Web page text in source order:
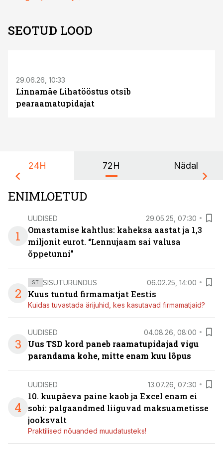
SEOTUD LOOD
29.06.26, 10:33
Linnamäe Lihatööstus otsib
pearaamatupidajat
24H 72H Nädal
ENIMLOETUD
1
UUDISED 29.05.25, 07:30
Omastamise kahtlus: kaheksa aastat ja 1,3
miljonit eurot. “Lennujaam sai valusa
õppetunni”
2
ST SISUTURUNDUS 06.02.25, 14:00
Kuus tuntud firmamatjat Eestis
Kuidas tuvastada ärijuhid, kes kasutavad firmamatjaid?
3
UUDISED 04.08.26, 08:00
Uus TSD kord paneb raamatupidajad vigu
parandama kohe, mitte enam kuu lõpus
4
UUDISED 13.07.26, 07:30
10. kuupäeva paine kaob ja Excel enam ei
sobi: palgaandmed liiguvad maksuametisse
jooksvalt
Praktilised nõuanded muudatusteks!